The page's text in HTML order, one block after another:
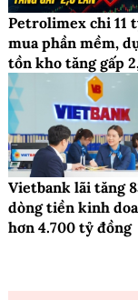
Petrolimex chi 11
mua phần mềm,
tồn kho tăng gấp
Vietbank lãi tăng
dòng tiền kinh
hơn 4.700 tỷ đồng